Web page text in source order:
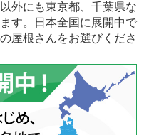
外にも東京都、千葉県な
す。日本全国に展開中で
屋根さんをお選びくださ